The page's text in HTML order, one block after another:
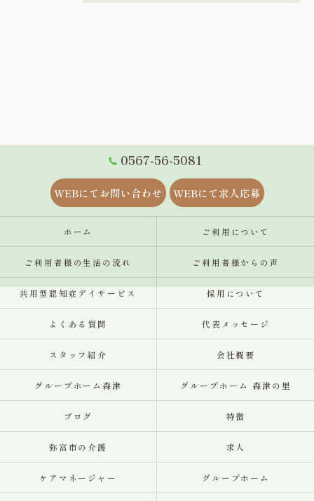
0567-56-5081
WEBにてお問い合わせ WEBにて求人応募
ホーム ご利用について
ご利用者様の生活の流れ ご利用者様からの声
共用型認知症デイサービス 採用について
よくある質問 代表メッセージ
スタッフ紹介 会社概要
グループホーム森津 グループホーム 森津の里
ブログ 特徴
弥富市の介護 求人
ケアマネージャー グループホーム